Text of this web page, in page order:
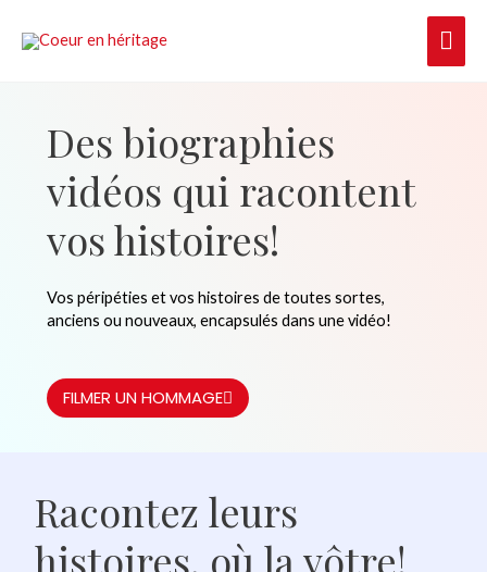
contenu
Des biographies
vidéos qui racontent
vos histoires!
Vos péripéties et vos histoires de toutes sortes,
anciens ou nouveaux, encapsulés dans une vidéo!
FILMER UN HOMMAGE
Racontez leurs
histoires, où la vôtre!